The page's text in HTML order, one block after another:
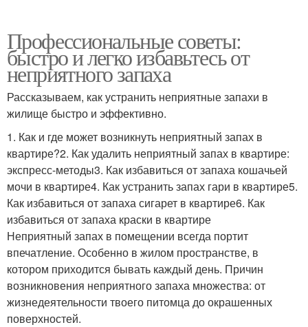
Профессиональные советы:
быстро и легко избавьтесь от
неприятного запаха
Рассказываем, как устранить неприятные запахи в
жилище быстро и эффективно.
1. Как и где может возникнуть неприятный запах в
квартире?2. Как удалить неприятный запах в квартире:
экспресс-методы3. Как избавиться от запаха кошачьей
мочи в квартире4. Как устранить запах гари в квартире5.
Как избавиться от запаха сигарет в квартире6. Как
избавиться от запаха краски в квартире
Неприятный запах в помещении всегда портит
впечатление. Особенно в жилом пространстве, в
котором приходится бывать каждый день. Причин
возникновения неприятного запаха множества: от
жизнедеятельности твоего питомца до окрашенных
поверхностей.